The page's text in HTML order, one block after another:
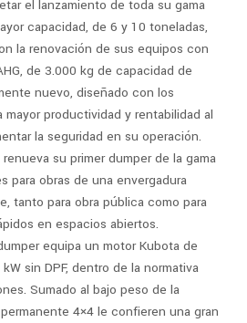
el lanzamiento de toda su gama
capacidad, de 6 y 10 toneladas,
la renovación de sus equipos con
de 3.000 kg de capacidad de
nuevo, diseñado con los
productividad y rentabilidad al
la seguridad en su operación.
su primer dumper de la gama
para obras de una envergadura
tanto para obra pública como para
en espacios abiertos.
equipa un motor Kubota de
sin DPF, dentro de la normativa
Sumado al bajo peso de la
4×4 le confieren una gran